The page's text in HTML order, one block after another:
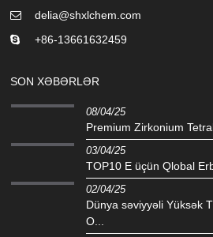
delia@shxlchem.com
+86-13661632459
SON XƏBƏRLƏR
08/04/25
Premium Zirkonium
03/04/25
TOP10 E üçün Qlobal
02/04/25
Dünya səviyyəli Yüksək
O...